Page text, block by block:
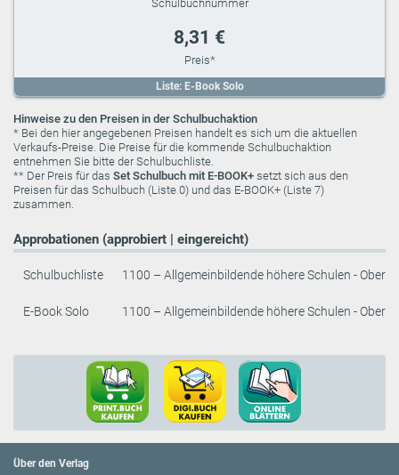
Liste: E-Book Solo
8,31 €
Hinweise zu den Preisen in der Schulbuchaktion
* Bei den hier angegebenen Preisen handelt es sich um die aktuellen
Verkaufs-Preise. Die Preise für die kommende Schulbuchaktion
entnehmen Sie bitte der Schulbuchliste.
** Der Preis für das Set Schulbuch mit E-BOOK+ setzt sich aus den
Preisen für das Schulbuch (Liste 0) und das E-BOOK+ (Liste 7)
zusammen.
Approbationen (approbiert | eingereicht)
Schulbuchliste 1100 – Allgemeinbildende höhere Schulen -
E-Book Solo 1100 – Allgemeinbildende höhere Schulen -
Über den Verlag